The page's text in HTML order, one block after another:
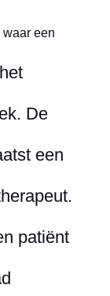
waar een
De
een
patiënt